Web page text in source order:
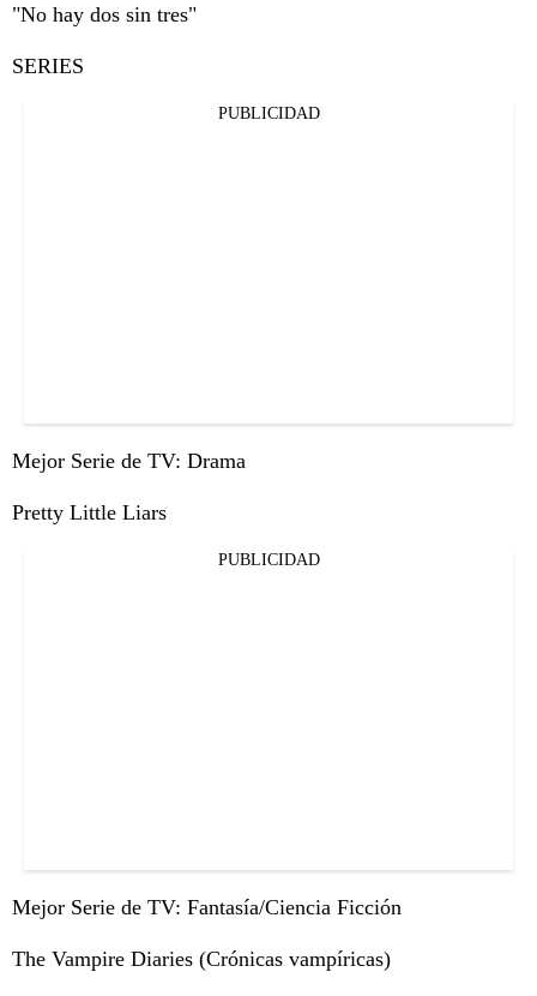
"No hay dos sin tres"
SERIES
PUBLICIDAD
Mejor Serie de TV: Drama
Pretty Little Liars
PUBLICIDAD
Mejor Serie de TV: Fantasía/Ciencia Ficción
The Vampire Diaries (Crónicas vampíricas)